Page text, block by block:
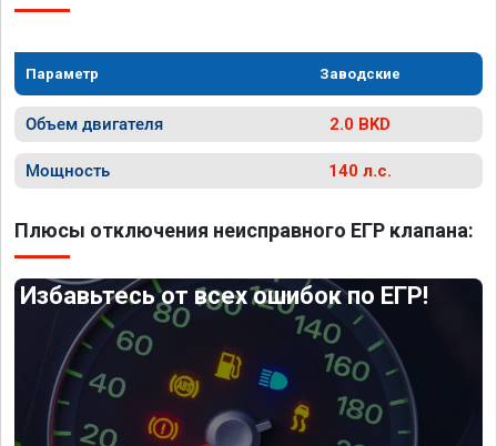
Параметр Заводские
Объем двигателя 2.0 BKD
Мощность 140 л.с.
Плюсы отключения неисправного ЕГР клапана:
Избавьтесь от всех ошибок по ЕГР!